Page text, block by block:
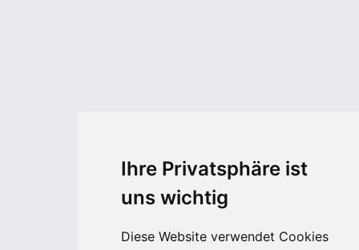
Ihre Privatsphäre ist
uns wichtig
Diese Website verwendet Cookies